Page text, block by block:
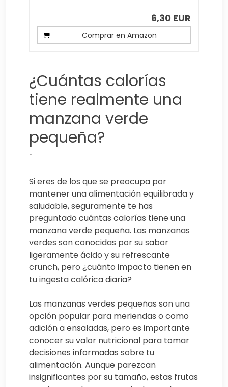
6,30 EUR
Comprar en Amazon
¿Cuántas calorías
tiene realmente una
manzana verde
pequeña?
`
Si eres de los que se preocupa por
mantener una alimentación equilibrada y
saludable, seguramente te has
preguntado cuántas calorías tiene una
manzana verde pequeña. Las manzanas
verdes son conocidas por su sabor
ligeramente ácido y su refrescante
crunch, pero ¿cuánto impacto tienen en
tu ingesta calórica diaria?
Las manzanas verdes pequeñas son una
opción popular para meriendas o como
adición a ensaladas, pero es importante
conocer su valor nutricional para tomar
decisiones informadas sobre tu
alimentación. Aunque parezcan
insignificantes por su tamaño, estas frutas